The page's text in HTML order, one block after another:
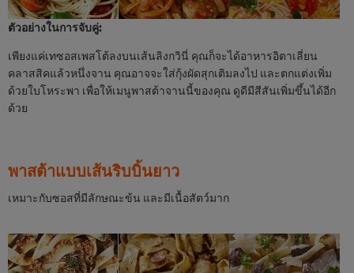
ตัวอย่างในการจับคู่:
เพียงแค่เทซอสเพสโต้ลงบนเส้นลิงกวินี่ คุณก็จะได้อาหารอิตาเลี่ยน
คลาสสิคแล้วหนึ่งจาน คุณอาจจะใส่กุ้งผัดสุกเติมลงไป และตกแต่งเพิ่ม
ด้วยใบโหระพา เพื่อให้เมนูพาสต้าจานนี้ของคุณ ดูดีมีสีสันเพิ่มขึ้นได้อีก
ด้วย
พาสต้าแบบเส้นริบบิ้นยาว
เหมาะกับซอสที่มีลักษณะข้น และมีเนื้อสัตว์มาก